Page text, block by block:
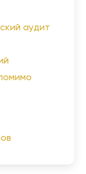
аудит